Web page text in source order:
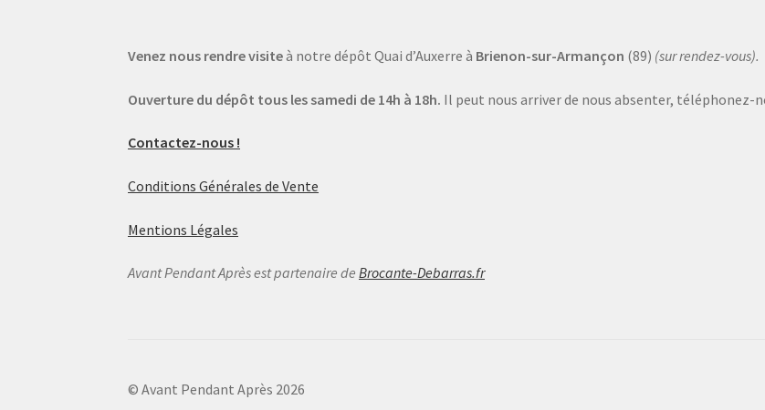
Venez nous rendre visiteà notre dépôt Quai d’Auxerre à Brienon-sur-Armançon (89) (sur rendez-vous).
Ouverture du dépôt tous les samedi de 14h à 18h. Il peut nous arriver de nous absenter, téléphonez-
Contactez-nous !
Conditions Générales de Vente
Mentions Légales
Avant Pendant Après est partenaire deBrocante-Debarras.fr
© Avant Pendant Après 2026